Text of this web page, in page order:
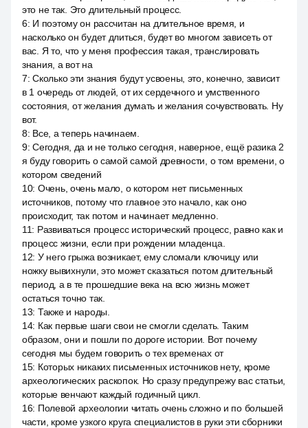
это не так. Это длительный процесс.
6: И поэтому он рассчитан на длительное время, и
насколько он будет длиться, будет во многом зависеть от
вас. Я то, что у меня профессия такая, транслировать
знания, а вот на
7:Сколько эти знания будут усвоены, это, конечно, зависит
в 1 очередь от людей, от их сердечного и умственного
состояния, от желания думать и желания сочувствовать. Ну
вот.
8: Все, а теперь начинаем.
9:Сегодня, да и не только сегодня, наверное, ещё разика 2
я буду говорить о самой самой древности, о том времени, о
котором сведений
10: Очень, очень мало, о котором нет письменных
источников, потому что главное это начало, как оно
происходит, так потом и начинает медленно.
11: Развиваться процесс исторический процесс, равно как и
процесс жизни, если при рождении младенца.
12: У него грыжа возникает, ему сломали ключицу или
ножку вывихнули, это может сказаться потом длительный
период, а в те прошедшие века на всю жизнь может
остаться точно так.
13: Также и народы.
14: Как первые шаги свои не смогли сделать. Таким
образом, они и пошли по дороге истории. Вот почему
сегодня мы будем говорить о тех временах от
15: Которых никаких письменных источников нету, кроме
археологических раскопок. Но сразу предупрежу вас статьи,
которые венчают каждый годичный цикл.
16: Полевой археологии читать очень сложно и по большей
части, кроме узкого круга специалистов в руки эти сборники